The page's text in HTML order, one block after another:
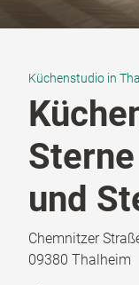
Küchenstudio in
und
Chemnitzer
09380 Thalheim